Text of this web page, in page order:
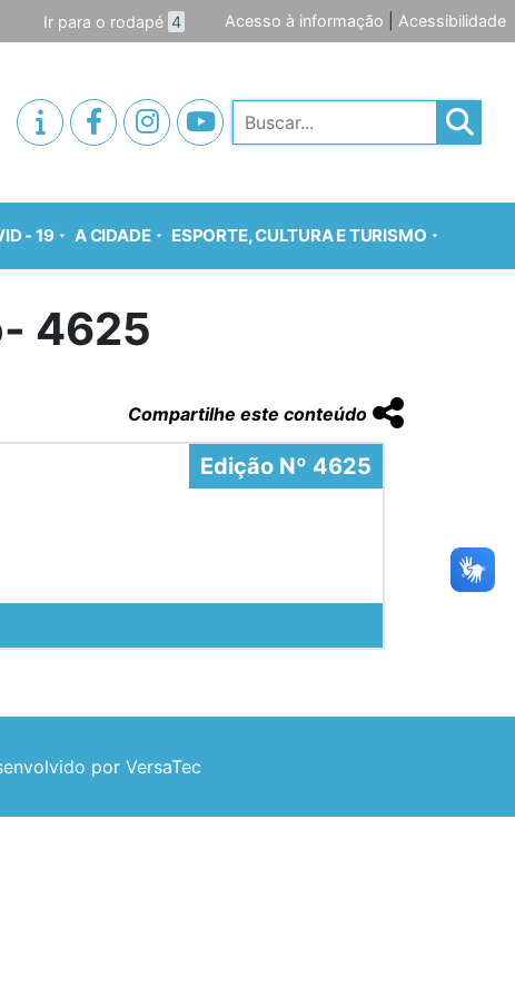
Ir para o rodapé 4 Acesso à informação Acessibilidade
Pesquisar
- 19 A CIDADE ESPORTE, CULTURA E TURISMO
4625
Compartilhe este conteúdo
Edição Nº 4625
por VersaTec